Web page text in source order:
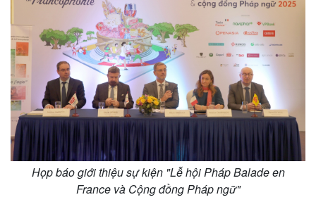
Họp báo giới thiệu sự kiện "Lễ hội Pháp Balade en
France và Cộng đồng Pháp ngữ"